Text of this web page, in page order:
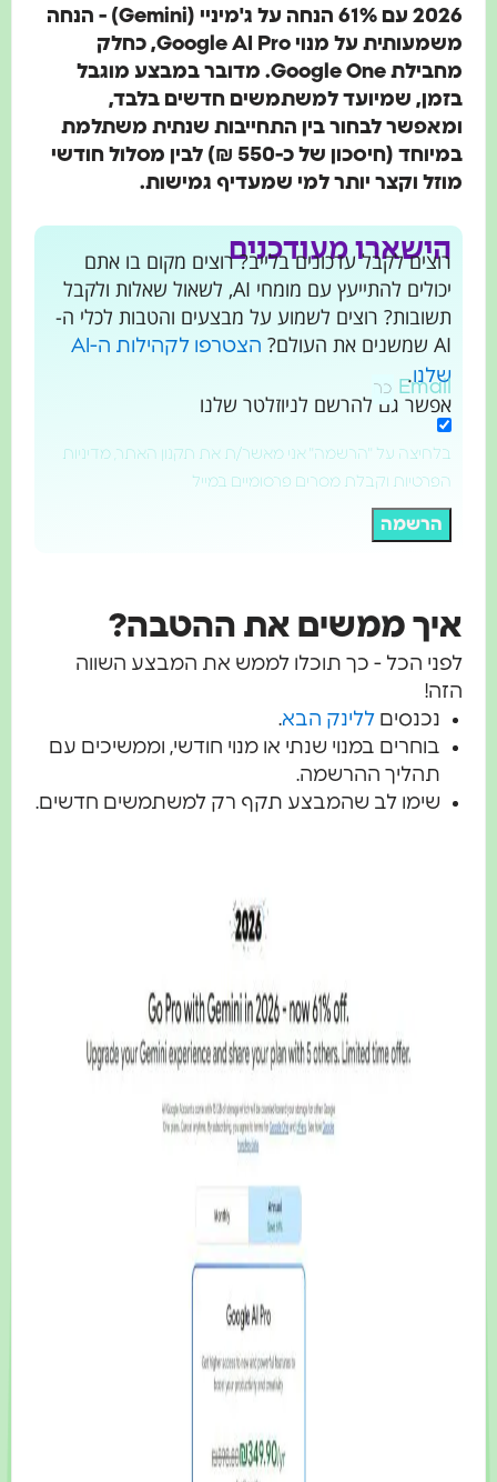
2026 עם 61% הנחה על ג'מיניי (Gemini) - הנחה
משמעותית על מנוי Google AI Pro, כחלק
מחבילת Google One. מדובר במבצע מוגבל
בזמן, שמיועד למשתמשים חדשים בלבד,
ומאפשר לבחור בין התחייבות שנתית משתלמת
במיוחד (חיסכון של כ-550 ₪) לבין מסלול חודשי
מוזל וקצר יותר למי שמעדיף גמישות.
הישארו מעודכנים
רוצים לקבל עדכונים בלייב? רוצים מקום בו אתם
יכולים להתייעץ עם מומחי AI, לשאול שאלות ולקבל
תשובות? רוצים לשמוע על מבצעים והטבות לכלי ה-
AI שמשנים את העולם?
הצטרפו לקהילות ה-AI
שלנו.
אפשר גם להרשם לניוזלטר שלנו
Email
בלחיצה על "הרשמה" אני מאשר/ת את תקנון האתר, מדיניות
הפרטיות וקבלת מסרים פרסומיים במייל
הרשמה
איך ממשים את ההטבה?
לפני הכל - כך תוכלו לממש את המבצע השווה
הזה!
נכנסים ללינק הבא.
בוחרים במנוי שנתי או מנוי חודשי, וממשיכים עם
תהליך ההרשמה.
שימו לב שהמבצע תקף רק למשתמשים חדשים.